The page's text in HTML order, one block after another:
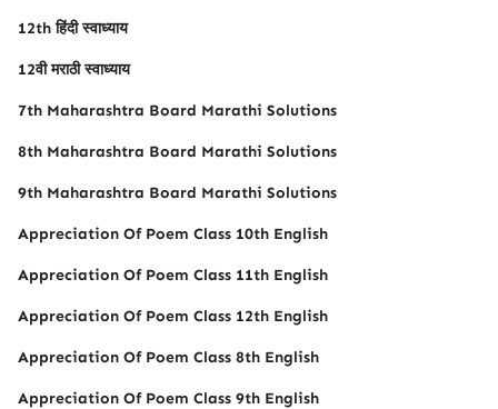
12th हिंदी स्वाध्याय
12वी मराठी स्वाध्याय
7th Maharashtra Board Marathi Solutions
8th Maharashtra Board Marathi Solutions
9th Maharashtra Board Marathi Solutions
Appreciation Of Poem Class 10th English
Appreciation Of Poem Class 11th English
Appreciation Of Poem Class 12th English
Appreciation Of Poem Class 8th English
Appreciation Of Poem Class 9th English